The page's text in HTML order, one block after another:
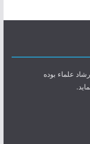
علماء بوده